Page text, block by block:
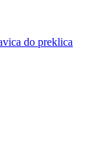
do preklica